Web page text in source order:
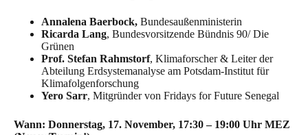
Annalena Baerbock, Bundesaußenministerin
Ricarda Lang, Bundesvorsitzende Bündnis 90/ Die
Grünen
Prof. Stefan Rahmstorf, Klimaforscher & Leiter der
Abteilung Erdsystemanalyse am Potsdam-Institut für
Klimafolgenforschung
Yero Sarr, Mitgründer von Fridays for Future Senegal
Wann: Donnerstag, 17. November, 17:30 – 19:00 Uhr MEZ